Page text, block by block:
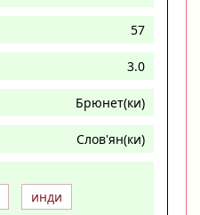
57
3.0
Брюнет(ки)
Слов'ян(ки)
инди